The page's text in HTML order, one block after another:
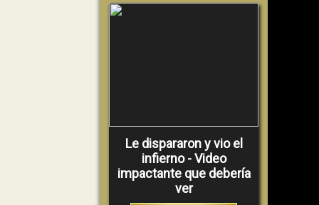
Le dispararon y vio el
infierno - Video
impactante que debería
ver